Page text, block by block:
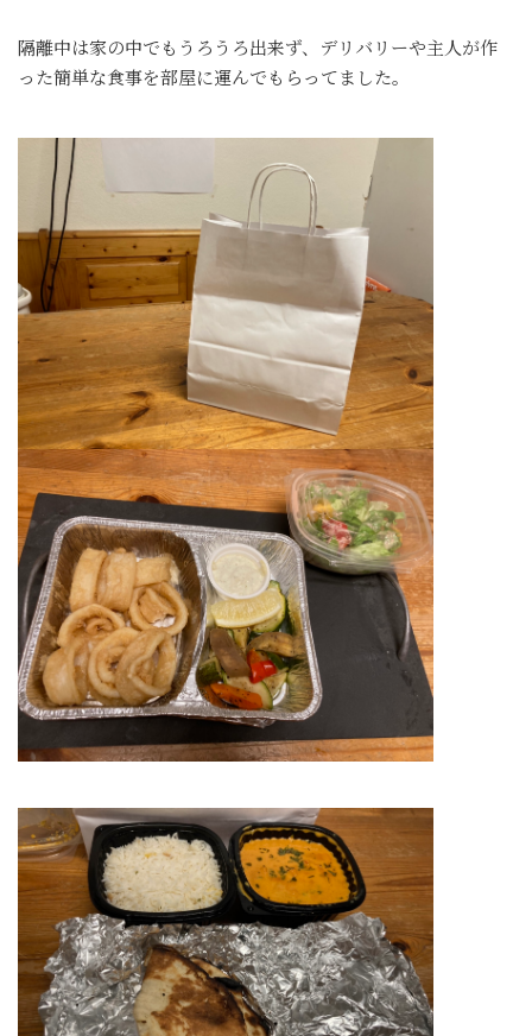
隔離中は家の中でもうろうろ出来ず、デリバリーや主人が作
った簡単な食事を部屋に運んでもらってました。